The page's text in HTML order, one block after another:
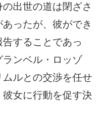
出世の道は閉ざさ
ったが、彼ができ
することであっ
ンベル・ロッゾ
ルとの交渉を任せ
女に行動を促す決